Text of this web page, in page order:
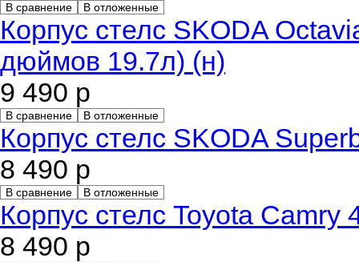
В сравнение В отложенные
Корпус стелс SKODA
дюймов 19.7л) (н)
9 490 р
В сравнение В отложенные
Корпус стелс SKODA
8 490 р
В сравнение В отложенные
Корпус стелс Toyota
8 490 р